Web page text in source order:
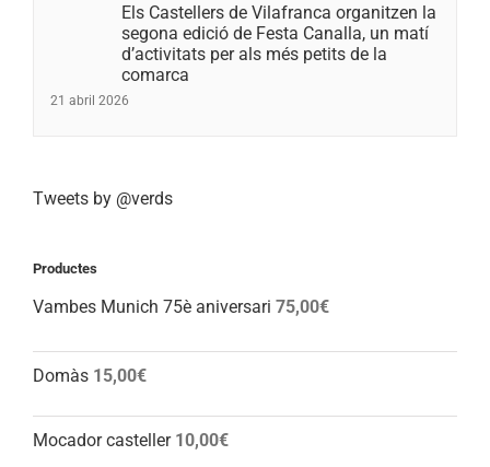
Els Castellers de Vilafranca organitzen la
segona edició de Festa Canalla, un matí
d’activitats per als més petits de la
comarca
21 abril 2026
Tweets by @verds
Productes
Vambes Munich 75è aniversari 75,00€
Domàs 15,00€
Mocador casteller 10,00€